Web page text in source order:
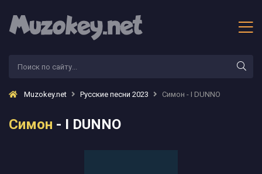
Muzokey.net Русские песни 2023 Симон - I DUNNO
Симон - I DUNNO